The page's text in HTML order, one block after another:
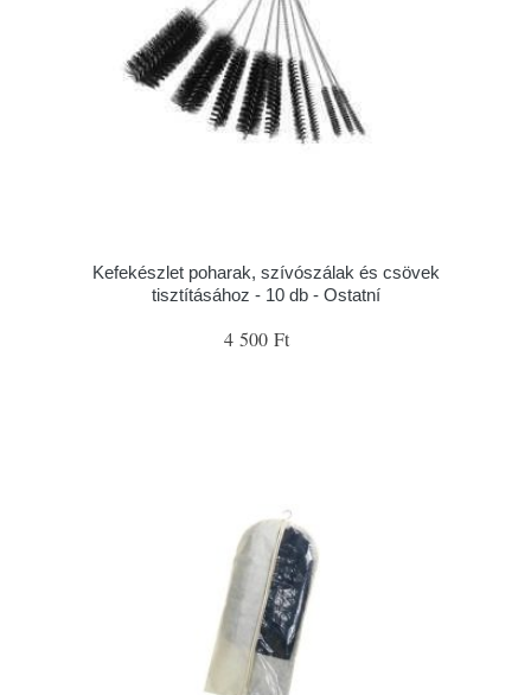
Kefekészlet poharak, szívószálak és csövek
tisztításához - 10 db - Ostatní
4 500 Ft